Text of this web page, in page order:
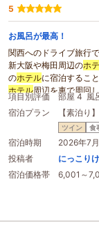
5
お風呂が最高！
関西へのドライブ旅行
新大阪や梅田周辺のホ
のホテルに宿泊するこ
ホテル周辺を車で周回
明記してくだされば良
ていたので）。
男女別の大浴場があり
場のシャンプーバイキ
した！！
ウエルカムドリンクも
で、是非また利用した
項目別評価 部屋 4 風
宿泊プラン
【素泊り
ツイン 食
宿泊時期
2026年7
投稿者
にっこり
宿泊価格帯
6,001～